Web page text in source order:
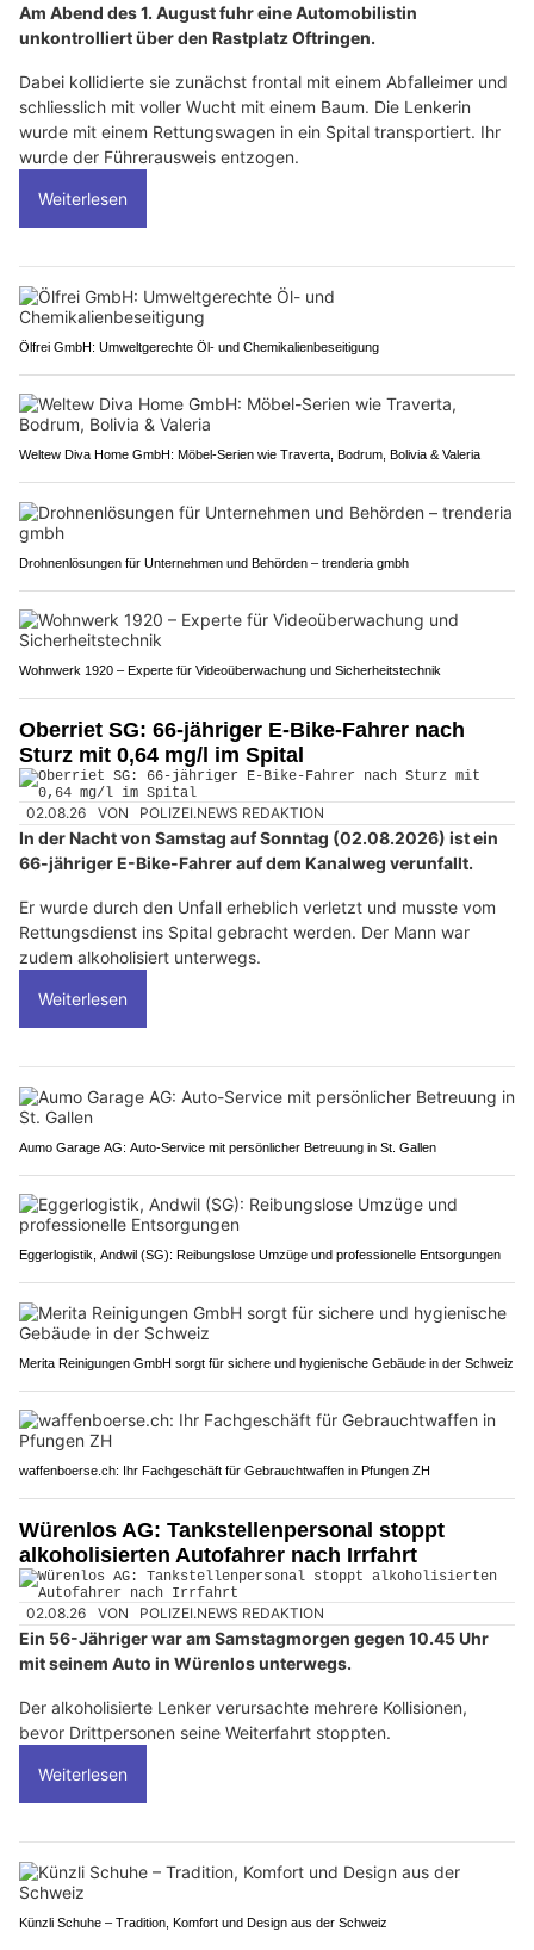
Am Abend des 1. August fuhr eine Automobilistin
unkontrolliert über den Rastplatz Oftringen.
Dabei kollidierte sie zunächst frontal mit einem Abfalleimer und
schliesslich mit voller Wucht mit einem Baum. Die Lenkerin
wurde mit einem Rettungswagen in ein Spital transportiert. Ihr
wurde der Führerausweis entzogen.
Weiterlesen
Ölfrei GmbH: Umweltgerechte Öl- und Chemikalienbeseitigung
Weltew Diva Home GmbH: Möbel-Serien wie Traverta, Bodrum, Bolivia & Valeria
Drohnenlösungen für Unternehmen und Behörden – trenderia gmbh
Wohnwerk 1920 – Experte für Videoüberwachung und Sicherheitstechnik
Oberriet SG: 66-jähriger E-Bike-Fahrer nach
Sturz mit 0,64 mg/l im Spital
02.08.26 VON POLIZEI.NEWS REDAKTION
In der Nacht von Samstag auf Sonntag (02.08.2026) ist ein
66-jähriger E-Bike-Fahrer auf dem Kanalweg verunfallt.
Er wurde durch den Unfall erheblich verletzt und musste vom
Rettungsdienst ins Spital gebracht werden. Der Mann war
zudem alkoholisiert unterwegs.
Weiterlesen
Aumo Garage AG: Auto-Service mit persönlicher Betreuung in St. Gallen
Eggerlogistik, Andwil (SG): Reibungslose Umzüge und professionelle Entsorgungen
Merita Reinigungen GmbH sorgt für sichere und hygienische Gebäude in der Schweiz
waffenboerse.ch: Ihr Fachgeschäft für Gebrauchtwaffen in Pfungen ZH
Würenlos AG: Tankstellenpersonal stoppt
alkoholisierten Autofahrer nach Irrfahrt
02.08.26 VON POLIZEI.NEWS REDAKTION
Ein 56-Jähriger war am Samstagmorgen gegen 10.45 Uhr
mit seinem Auto in Würenlos unterwegs.
Der alkoholisierte Lenker verursachte mehrere Kollisionen,
bevor Drittpersonen seine Weiterfahrt stoppten.
Weiterlesen
Künzli Schuhe – Tradition, Komfort und Design aus der Schweiz